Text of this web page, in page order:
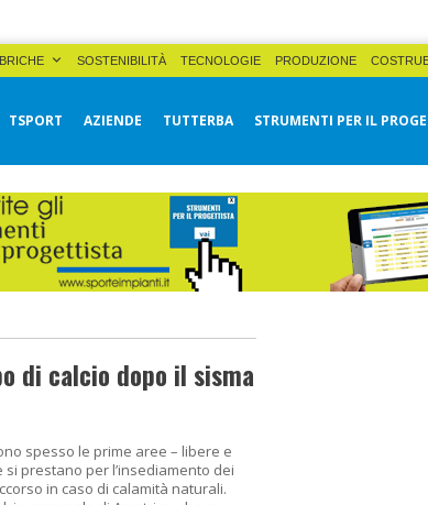
SOSTENIBILITÀ TECNOLOGIE PRODUZIONE
TSPORT AZIENDE TUTTERBA STRUMENTI PER IL
di calcio dopo il sisma
spesso le prime aree – libere e
si prestano per l’insediamento dei
in caso di calamità naturali.